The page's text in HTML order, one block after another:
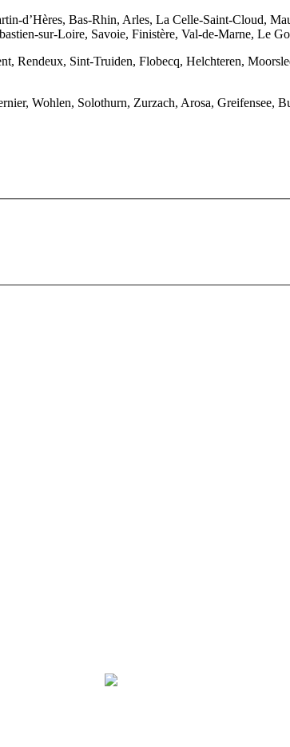
d’Hères, Bas-Rhin, Arles, La Celle-Saint-Cloud,
sur-Loire, Savoie, Finistère, Val-de-Marne, Le
Rendeux, Sint-Truiden, Flobecq, Helchteren,
Wohlen, Solothurn, Zurzach, Arosa, Greifensee,